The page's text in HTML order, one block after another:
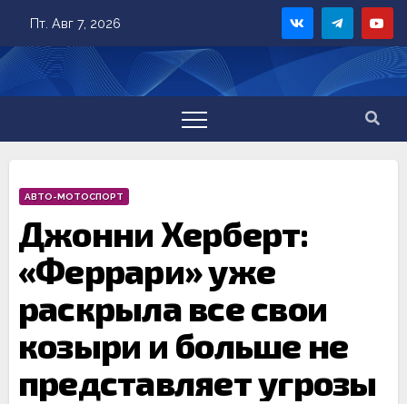
content
Пт. Авг 7, 2026
АВТО-МОТОСПОРТ
Джонни Херберт:
«Феррари» уже
раскрыла все свои
козыри и больше не
представляет угрозы